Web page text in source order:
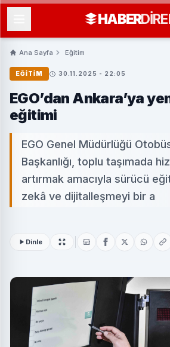
HABER
Ana Sayfa Eğitim
EĞITIM 30.11.2025 - 22:05
EGO’dan Ankara’ya
eğitimi
EGO Genel Müdürlüğü
Başkanlığı, toplu taşımada
artırmak amacıyla sürücü
zekâ ve dijitalleşmeyi bir a
Dinle